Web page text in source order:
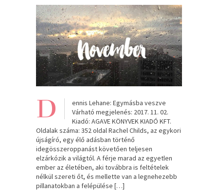
D
ennis Lehane: Egymásba veszve
Várható megjelenés: 2017. 11. 02.
Kiadó: AGAVE KÖNYVEK KIADÓ KFT.
Oldalak száma: 352 oldal Rachel Childs, az egykori
újságíró, egy élő adásban történő
idegösszeroppanást követően teljesen
elzárkózik a világtól. A férje marad az egyetlen
ember az életében, aki továbbra is feltételek
nélkül szereti őt, és mellette van a legnehezebb
pillanatokban a felépülése […]